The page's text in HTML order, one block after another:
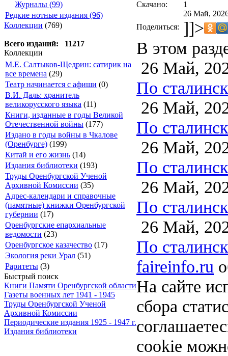
Журналы (99)
Редкие нотные издания (96)
Коллекции (769)
Всего изданий: 11217
Коллекции
М.Е. Салтыков-Щедрин: сатирик на
все времена (29)
Театр начинается с афиши (0)
В.И. Даль: хранитель
великорусского языка (11)
Книги, изданные в годы Великой
Отечественной войны (177)
Издано в годы войны в Чкалове
(Оренбурге) (199)
Китай и его жизнь (14)
Издания библиотеки (193)
Труды Оренбургской Ученой
Архивной Комиссии (35)
Адрес-календари и справочные
(памятные) книжки Оренбургской
губернии (17)
Оренбургские епархиальные
ведомости (23)
Оренбургское казачество (17)
Экология реки Урал (51)
Раритеты (3)
Быстрый поиск
Книги Памяти Оренбургской области
Газеты военных лет 1941 - 1945
Труды Оренбургской Ученой
Архивной Комиссии
Периодические издания 1925 - 1947 г.
Издания библиотеки
Скачано:
1
26 Май,
Поделиться: ]]>
В этом
26 Май,
По
26 Май,
По
26 Май,
По
26 Май,
По
26 Май,
По
faireinfo.ru
На сайте
сбора
cookie